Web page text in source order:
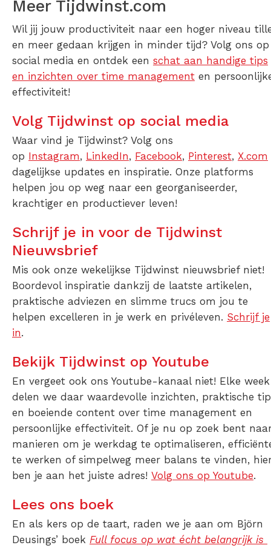
Meer Tijdwinst.com
Wil jij jouw productiviteit naar een hoger niveau
en meer gedaan krijgen in minder tijd? Volg ons op
social media en ontdek een schat aan handige tips
en inzichten over time management en
effectiviteit!
Volg Tijdwinst op social media
Waar vind je Tijdwinst? Volg ons
op Instagram, LinkedIn, Facebook, Pinterest, X.com
dagelijkse updates en inspiratie. Onze platforms
helpen jou op weg naar een georganiseerder,
krachtiger en productiever leven!
Schrijf je in voor de Tijdwinst
Nieuwsbrief
Mis ook onze wekelijkse Tijdwinst nieuwsbrief niet!
Boordevol inspiratie dankzij de laatste artikelen,
praktische adviezen en slimme trucs om jou te
helpen excelleren in je werk en privéleven. Schrijf je
in.
Bekijk Tijdwinst op Youtube
En vergeet ook ons Youtube-kanaal niet! Elke week
delen we daar waardevolle inzichten, praktische
en boeiende content over time management en
persoonlijke effectiviteit. Of je nu op zoek bent
manieren om je werkdag te optimaliseren,
te werken of simpelweg meer balans te vinden,
ben je aan het juiste adres! Volg ons op Youtube.
Lees ons boek
En als kers op de taart, raden we je aan om Björn
Deusings’ boek Full focus op wat écht belangrijk is